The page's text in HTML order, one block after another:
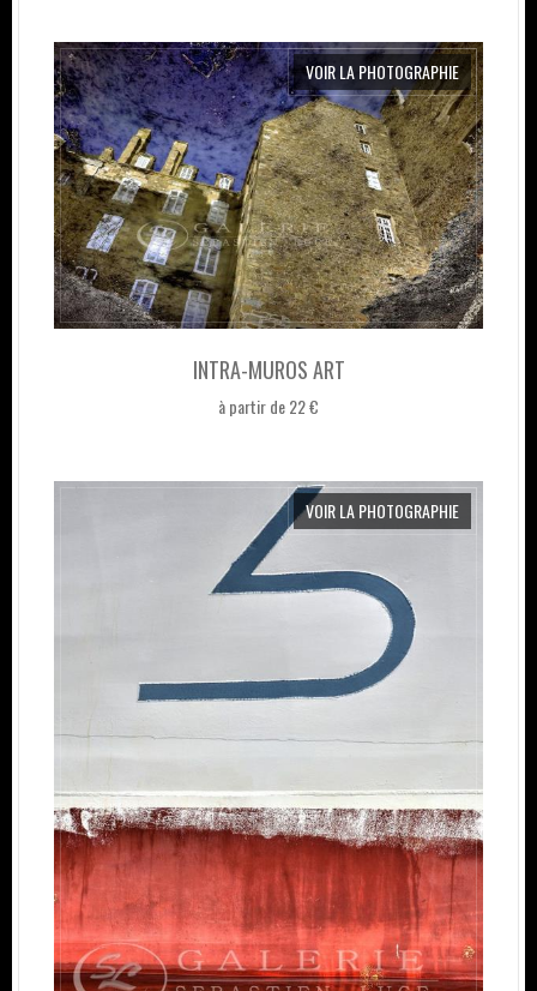
INTRA-MUROS ART
à partir de 22 €
VOIR LA PHOTOGRAPHIE
VOIR LA PHOTOGRAPHIE